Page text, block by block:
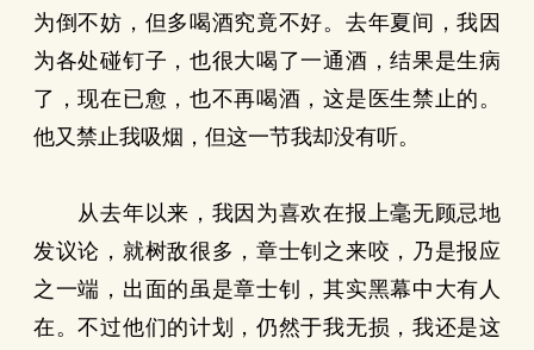
为倒不妨，但多喝酒究竟不好。去年夏间，我因
为各处碰钉子，也很大喝了一通酒，结果是生病
了，现在已愈，也不再喝酒，这是医生禁止的。
他又禁止我吸烟，但这一节我却没有听。
从去年以来，我因为喜欢在报上毫无顾忌地
发议论，就树敌很多，章士钊之来咬，乃是报应
之一端，出面的虽是章士钊，其实黑幕中大有人
在。不过他们的计划，仍然于我无损，我还是这